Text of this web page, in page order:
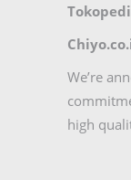
We’re
high